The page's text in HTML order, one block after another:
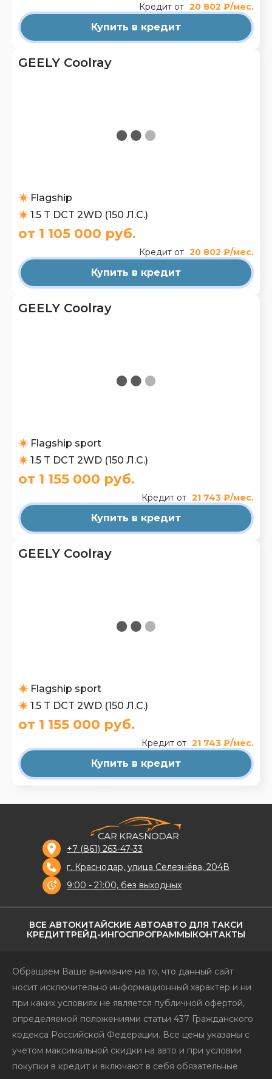
Кредит от 20 802 ₽/мес.
Купить в кредит
GEELY Coolray
Flagship
1.5 T DCT 2WD (150 Л.С.)
от 1 105 000 руб.
Кредит от 20 802 ₽/мес.
Купить в кредит
GEELY Coolray
Flagship sport
1.5 T DCT 2WD (150 Л.С.)
от 1 155 000 руб.
Кредит от 21 743 ₽/мес.
Купить в кредит
GEELY Coolray
Flagship sport
1.5 T DCT 2WD (150 Л.С.)
от 1 155 000 руб.
Кредит от 21 743 ₽/мес.
Купить в кредит
ВСЕ АВТОКИТАЙСКИЕ АВТОАВТО ДЛЯ ТАКСИ
КРЕДИТТРЕЙД-ИНГОСПРОГРАММЫКОНТАКТЫ
+7 (861) 263-47-33
г. Краснодар, улица Селезнёва, 204В
9:00 - 21:00, без выходных
Обращаем Ваше внимание на то, что данный сайт
носит исключительно информационный характер и ни
при каких условиях не является публичной офертой,
определяемой положениями статьи 437 Гражданского
кодекса Российской Федерации. Все цены указаны с
учетом максимальной скидки на авто и при условии
покупки в кредит и включают в себя обязательные